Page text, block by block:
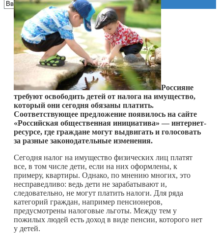
Россияне
требуют освободить детей от налога на имущество,
который они сегодня обязаны платить.
Соответствующее предложение появилось на сайте
«Российская общественная инициатива» — интернет-
ресурсе, где граждане могут выдвигать и голосовать
за разные законодательные изменения.
Сегодня налог на имущество физических лиц платят
все, в том числе дети, если на них оформлены, к
примеру, квартиры. Однако, по мнению многих, это
несправедливо: ведь дети не зарабатывают и,
следовательно, не могут платить налоги. Для ряда
категорий граждан, например пенсионеров,
предусмотрены налоговые льготы. Между тем у
пожилых людей есть доход в виде пенсии, которого нет
у детей.